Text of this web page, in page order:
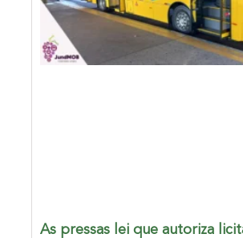
As pressas lei que autoriza